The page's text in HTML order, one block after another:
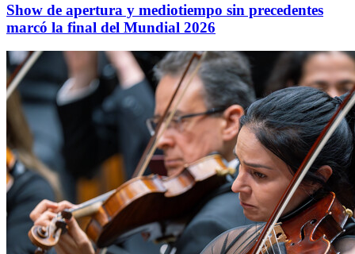
Show de apertura y mediotiempo sin precedentes
marcó la final del Mundial 2026